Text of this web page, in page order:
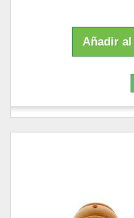
Añadir